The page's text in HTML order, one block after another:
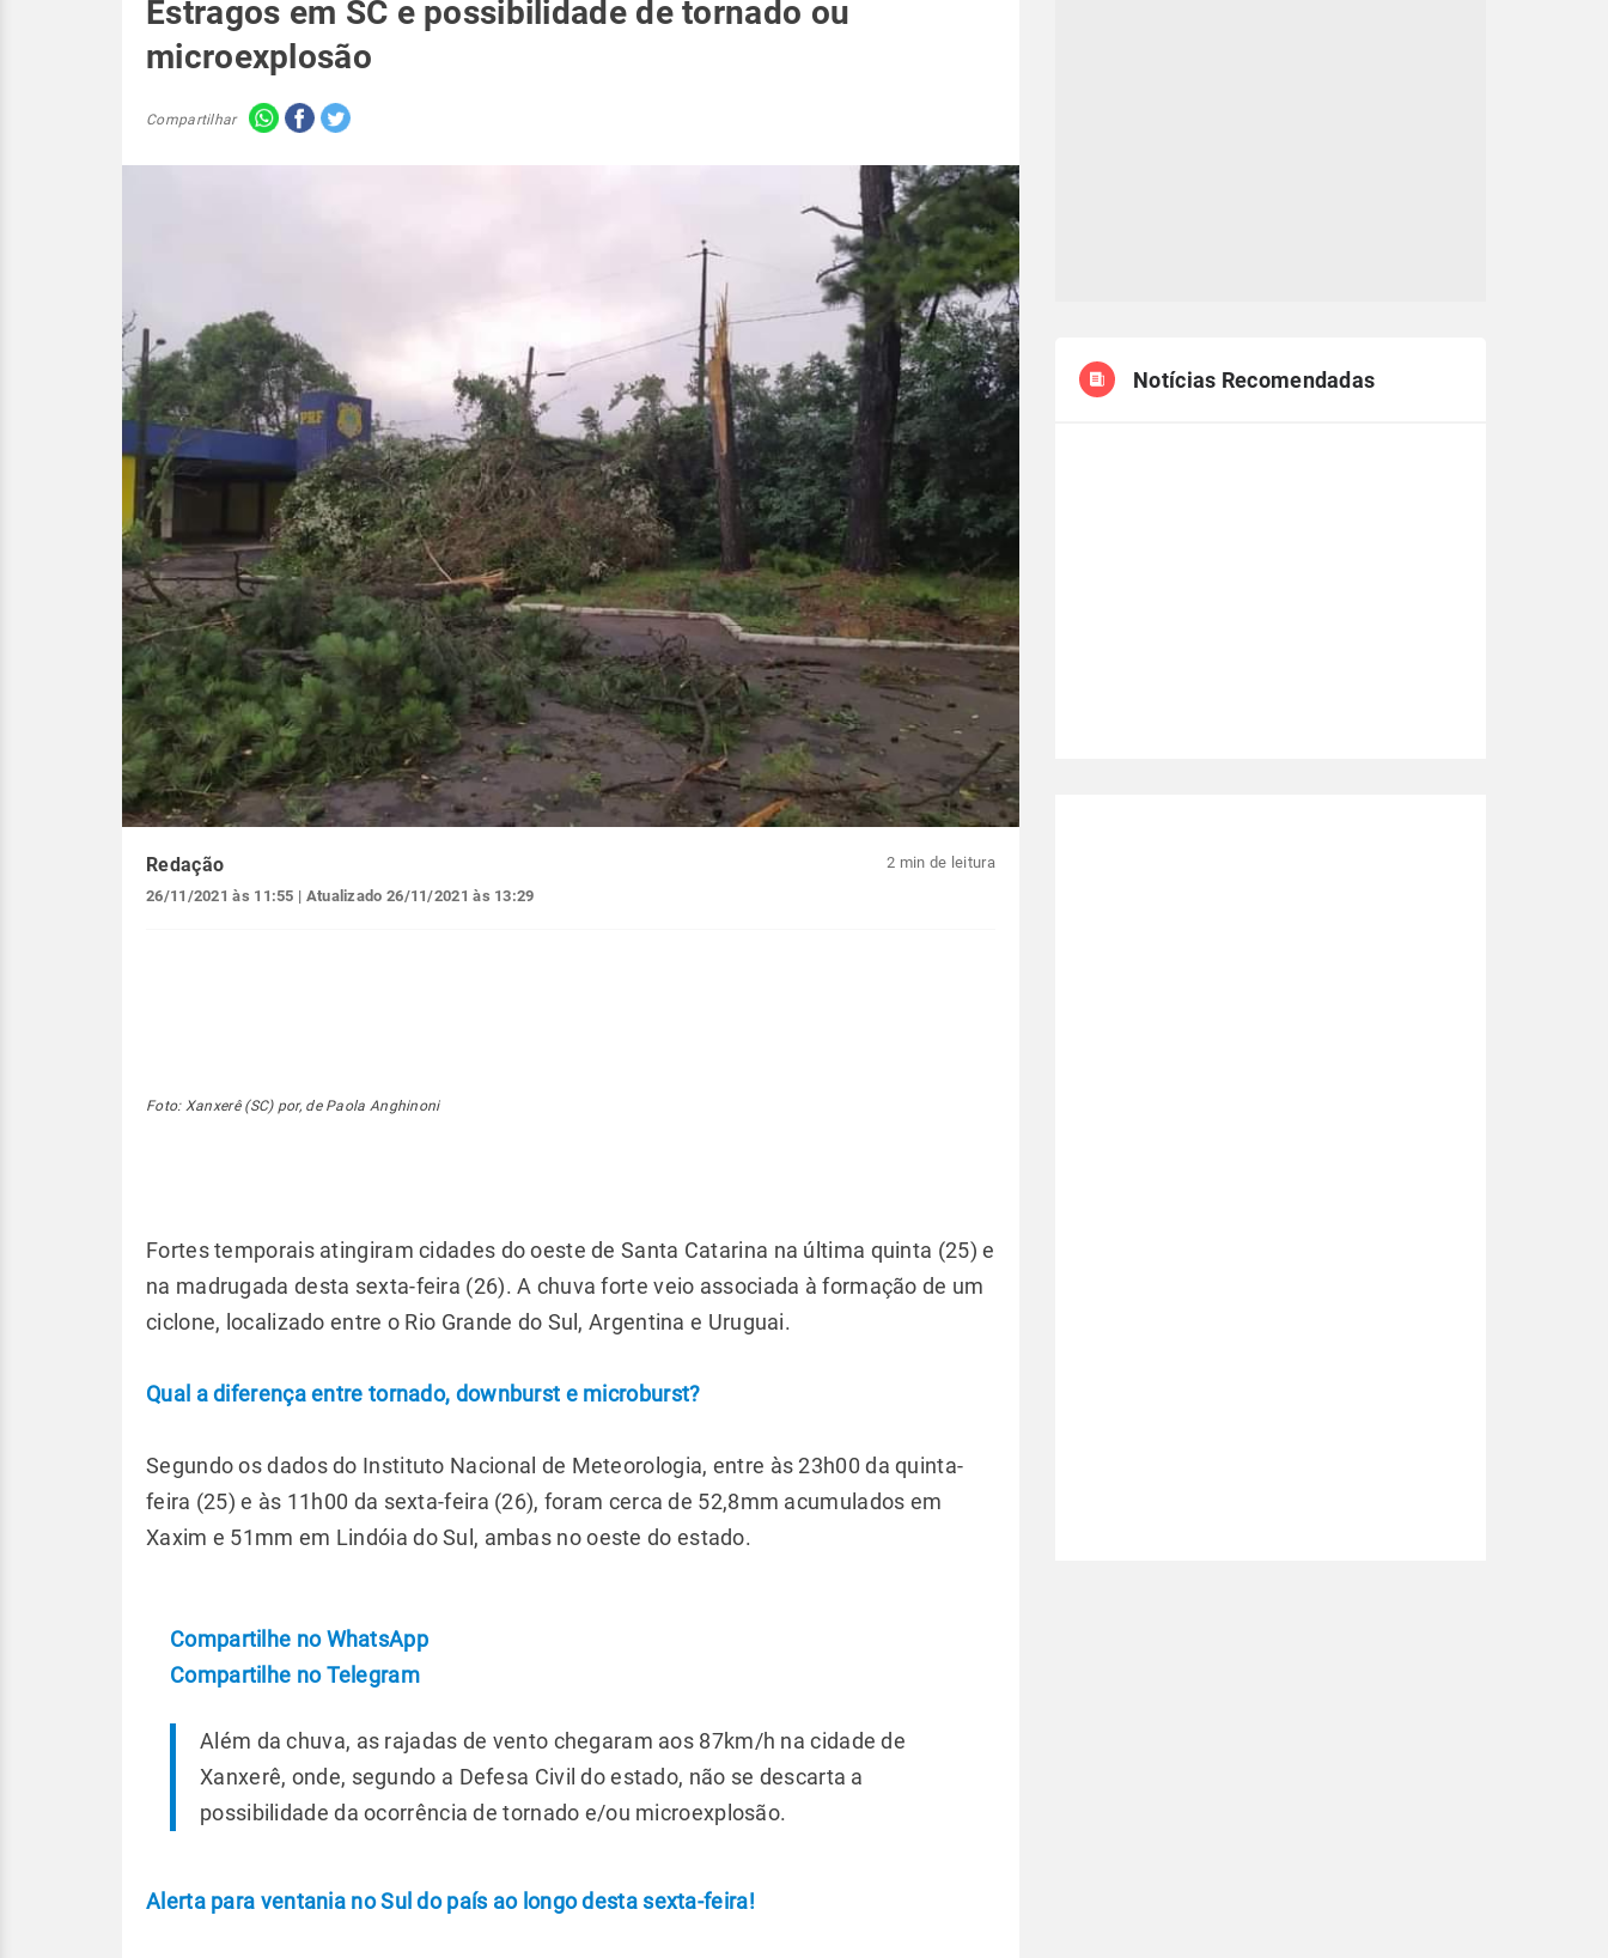
Estragos em SC e possibilidade de tornado ou
microexplosão
Compartilhar
Redação
26/11/2021 às 11:55 | Atualizado 26/11/2021 às 13:29
2 min de leitura
Foto: Xanxerê (SC) por, de Paola Anghinoni
Fortes temporais atingiram cidades do oeste de Santa Catarina na última quinta (25) e
na madrugada desta sexta-feira (26). A chuva forte veio associada à formação de um
ciclone, localizado entre o Rio Grande do Sul, Argentina e Uruguai.
Qual a diferença entre tornado, downburst e microburst?
Segundo os dados do Instituto Nacional de Meteorologia, entre às 23h00 da quinta-
feira (25) e às 11h00 da sexta-feira (26), foram cerca de 52,8mm acumulados em
Xaxim e 51mm em Lindóia do Sul, ambas no oeste do estado.
Compartilhe no WhatsApp
Compartilhe no Telegram
Além da chuva, as rajadas de vento chegaram aos 87km/h na cidade de
Xanxerê, onde, segundo a Defesa Civil do estado, não se descarta a
possibilidade da ocorrência de tornado e/ou microexplosão.
Alerta para ventania no Sul do país ao longo desta sexta-feira!
Notícias Recomendadas